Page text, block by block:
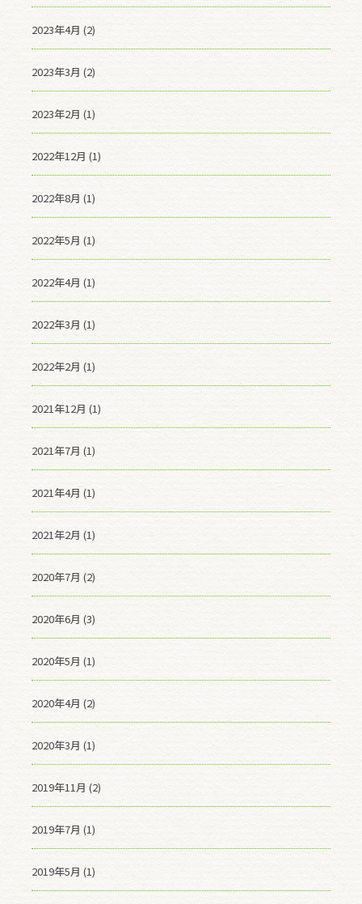
2023年4月 (2)
2023年3月 (2)
2023年2月 (1)
2022年12月 (1)
2022年8月 (1)
2022年5月 (1)
2022年4月 (1)
2022年3月 (1)
2022年2月 (1)
2021年12月 (1)
2021年7月 (1)
2021年4月 (1)
2021年2月 (1)
2020年7月 (2)
2020年6月 (3)
2020年5月 (1)
2020年4月 (2)
2020年3月 (1)
2019年11月 (2)
2019年7月 (1)
2019年5月 (1)